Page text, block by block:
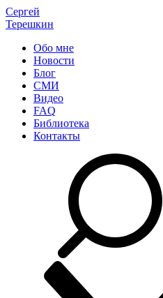
Сергей
Терешкин
Обо мне
Новости
Блог
СМИ
Видео
FAQ
Библиотека
Контакты